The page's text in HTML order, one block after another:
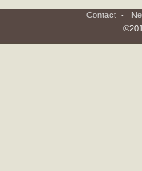
Contact -